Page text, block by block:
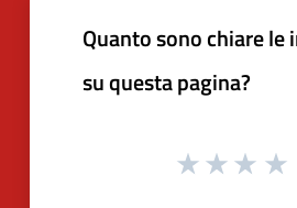
Quanto sono chiare
su questa pagina?